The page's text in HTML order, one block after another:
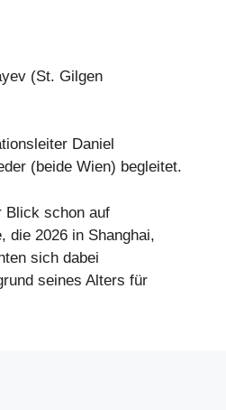
(St. Gilgen
Daniel
(beide Wien) begleitet.
Blick schon auf
die 2026 in Shanghai,
sich dabei
seines Alters für